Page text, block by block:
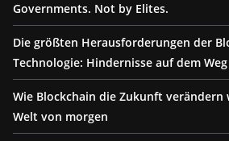
Governments. Not by Elites.
Die größten Herausforderungen der
Technologie: Hindernisse auf dem
Wie Blockchain die Zukunft verändern
Welt von morgen